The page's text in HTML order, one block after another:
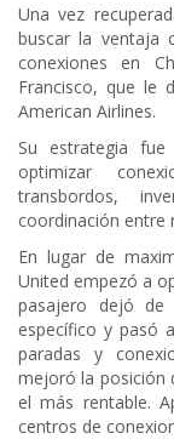
Una vez
buscar la ventaja
conexiones en
Francisco, que le
American Airlines.
Su estrategia
optimizar
transbordos,
coordinación entre
En lugar de
United empezó a
pasajero dejó
específico y pasó
paradas y
mejoró la posición
el más rentable.
centros de